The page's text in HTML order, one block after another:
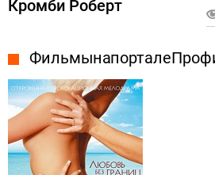
Кромби Роберт
Фильмы на портале